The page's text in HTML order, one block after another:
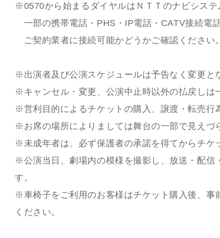
※0570から始まるダイヤルはＮＴＴのナビシステ
一部の携帯電話・PHS・IP電話・CATV接続電
ご契約業者に接続可能かどうかご確認ください
※出演者及び公演スケジュールは予告なく変更と
※キャンセル・変更、公演中止時以外の払戻しは
※営利目的によるチケットの購入、譲渡・転売行
※お席の場所によりましては舞台の一部で見えづ
※未成年者は、必ず保護者の承諾を得てからチケ
※公演当日、劇場内の模様を撮影し、放送・配信
す。
※車椅子をご利用のお客様はチケット購入後、事
ください。